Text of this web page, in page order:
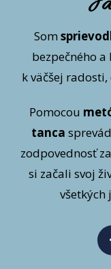
Som
bezpečného
k väčšej
Pomocou
tanca
zodpovednosť
si začali svoj
všetkých